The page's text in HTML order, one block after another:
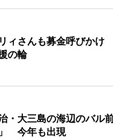
ィさんも募金呼びかけ
の輪
・大三島の海辺のバル
今年も出現